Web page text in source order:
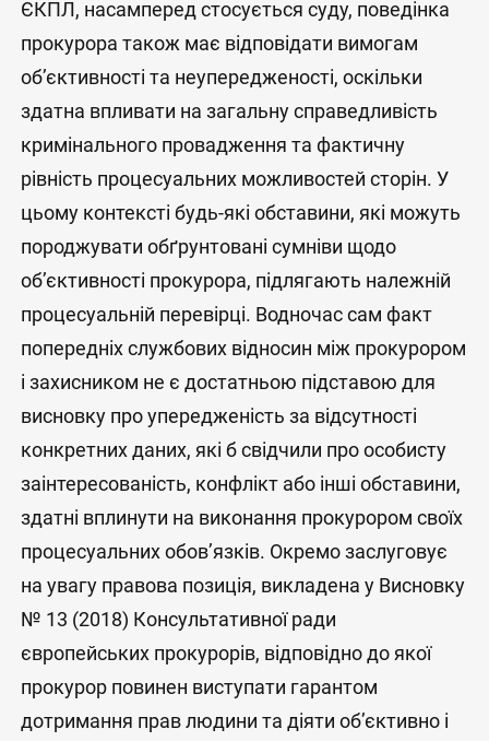
ЄКПЛ, насамперед стосується суду, поведінка
прокурора також має відповідати вимогам
об’єктивності та неупередженості, оскільки
здатна впливати на загальну справедливість
кримінального провадження та фактичну
рівність процесуальних можливостей сторін. У
цьому контексті будь-які обставини, які можуть
породжувати обґрунтовані сумніви щодо
об’єктивності прокурора, підлягають належній
процесуальній перевірці. Водночас сам факт
попередніх службових відносин між прокурором
і захисником не є достатньою підставою для
висновку про упередженість за відсутності
конкретних даних, які б свідчили про особисту
заінтересованість, конфлікт або інші обставини,
здатні вплинути на виконання прокурором своїх
процесуальних обов’язків. Окремо заслуговує
на увагу правова позиція, викладена у Висновку
№ 13 (2018) Консультативної ради
європейських прокурорів, відповідно до якої
прокурор повинен виступати гарантом
дотримання прав людини та діяти об’єктивно і